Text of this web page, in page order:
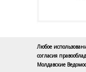
Любое
согласия
Молдавские